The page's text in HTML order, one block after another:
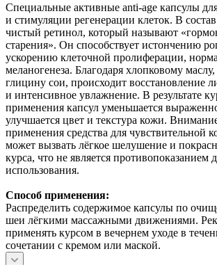
Специальные активные anti-age капсулы
и стимуляции регенерации клеток. В
чистый ретинол, который называют
старения». Он способствует истончению
ускорению клеточной пролиферации,
меланогенеза. Благодаря хлопковому
глицину сои, происходит восстановление
и интенсивное увлажнение. В результате
применения капсул уменьшается
улучшается цвет и текстура кожи.
применения средства для чувствительной
может вызвать лёгкое шелушение и
курса, что не является противопоказанием
использования.
Способ применения:
Распределить содержимое капсулы по
шеи лёгкими массажными движениями.
применять курсом в вечернем уходе в
сочетании с кремом или маской.